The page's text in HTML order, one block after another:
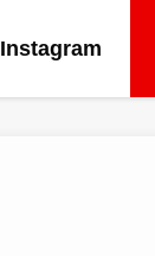
Instagram